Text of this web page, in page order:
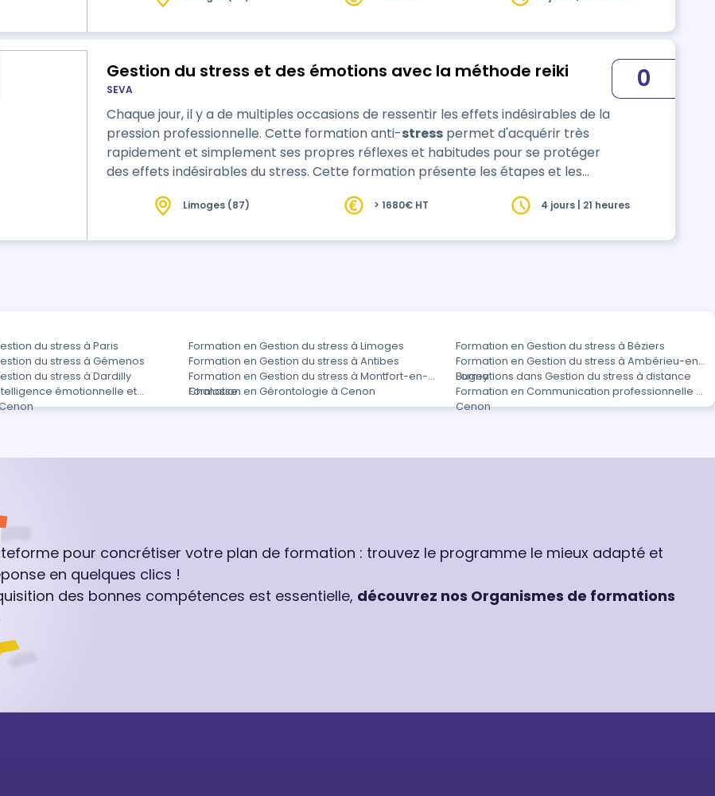
Gestion du stress et des émotions avec la méthode reiki
SEVA
Chaque jour, il y a de multiples occasions de ressentir les effets indésirables de la
pression professionnelle. Cette formation anti-stresspermet d'acquérir très
rapidement et simplement ses propres réflexes et habitudes pour se protéger
des effets indésirables du stress. Cette formation présente les étapes et les
0
Limoges (87) > 1680€ HT 4 jours | 21 heures
du stress à Paris Formation en Gestion du stress à Limoges
Formation en Gestion du stress à Béziers
du stress à Gémenos Formation en Gestion du stress à Antibes
Formation en Gestion du stress à Ambérieu-en-
Bugey
du stress à Dardilly
Formation en Gestion du stress à Montfort-en-
Chalosse
Formations dans Gestion du stress à distance
émotionnelle et
Formation en Gérontologie à Cenon
Formation en Communication professionnelle à
Cenon
pour concrétiser votre plan de formation : trouvez le programme le mieux adapté et
en quelques clics !
des bonnes compétences est essentielle, découvrez nos Organismes de formations